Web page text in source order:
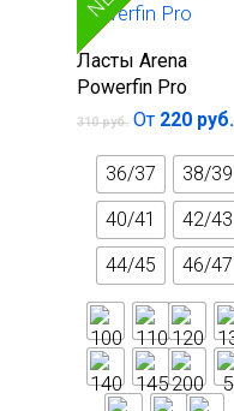
Выберите
параметры
Ласты Arena
Powerfin Pro
310руб. От 220 руб.
36/37
38/39
40/41
42/43
44/45
46/47